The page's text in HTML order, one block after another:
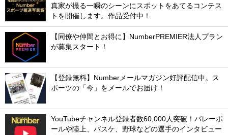
真家が撮る一瞬のシーンにスポットをあてるコンテス
トを開催します。作品受付中！
【同僚や仲間とお得に】NumberPREMIER法人プラン
が募集スタート！
【登録無料】Numberメールマガジン好評配信中。ス
ポーツの「今」をメールでお届け！
YouTubeチャンネル登録者数60,000人突破！バレーボ
ールや陸上、バスケ、野球などの選手のインタビュー